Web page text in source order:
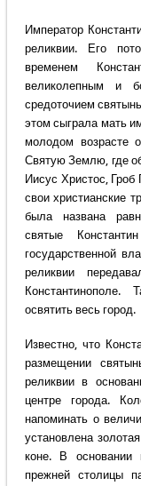
Император
реликвии. Его
временем
великолепным и
средоточием
этом сыграла мать
молодом возрасте
Святую Землю, где
Иисус Христос,
свои христианские
была названа
святые
государственной
реликвии
Константинополе.
освятить весь город.
Известно, что
размещении
реликвии в
центре города.
напоминать о
установлена
коне. В основании
прежней столицы